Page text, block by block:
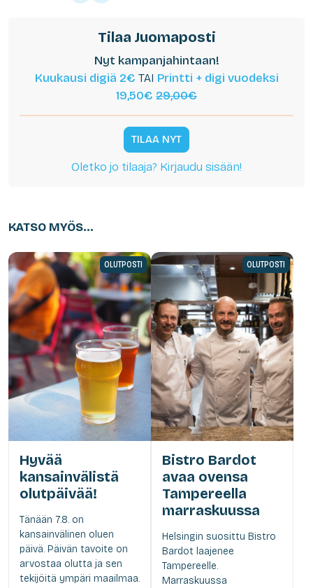
Tilaa Juomaposti
Nyt kampanjahintaan!
Kuukausi digiä 2€ TAI Printti + digi vuodeksi
19,50€ 29,00€
TILAA NYT
Oletko jo tilaaja? Kirjaudu sisään!
KATSO MYÖS...
OLUTPOSTI
Hyvää
kansainvälistä
olutpäivää!
Tänään 7.8. on
kansainvälinen oluen
päivä. Päivän tavoite on
arvostaa olutta ja sen
tekijöitä ympäri maailmaa.
OLUTPOSTI
Bistro Bardot
avaa ovensa
Tampereella
marraskuussa
Helsingin suosittu Bistro
Bardot laajenee
Tampereelle.
Marraskuussa